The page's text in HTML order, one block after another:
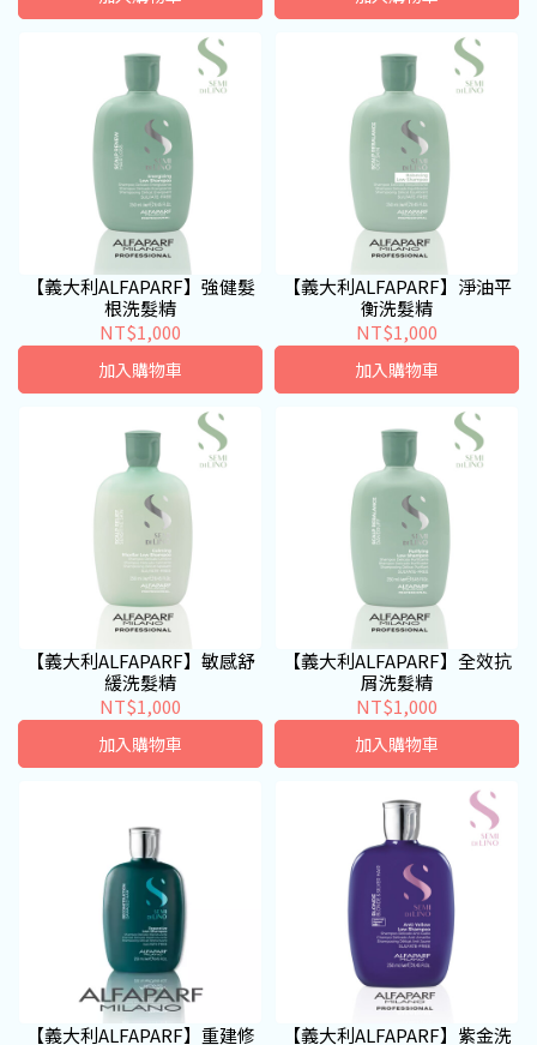
【義大利ALFAPARF】強健髮
根洗髮精
NT$1,000
加入購物車
【義大利ALFAPARF】淨油平
衡洗髮精
NT$1,000
加入購物車
【義大利ALFAPARF】敏感舒
緩洗髮精
NT$1,000
加入購物車
【義大利ALFAPARF】全效抗
屑洗髮精
NT$1,000
加入購物車
【義大利ALFAPARF】重建修
【義大利ALFAPARF】紫金洗